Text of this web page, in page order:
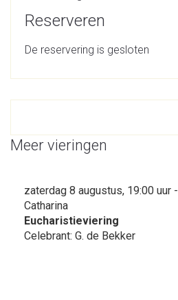
Reserveren
De reservering is gesloten
Meer vieringen
zaterdag 8 augustus, 19:00 uur -
Catharina
Eucharistieviering
Celebrant: G. de Bekker